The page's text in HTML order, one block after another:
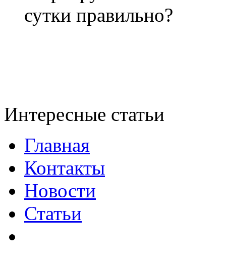
Интересные статьи
Главная
Контакты
Новости
Статьи